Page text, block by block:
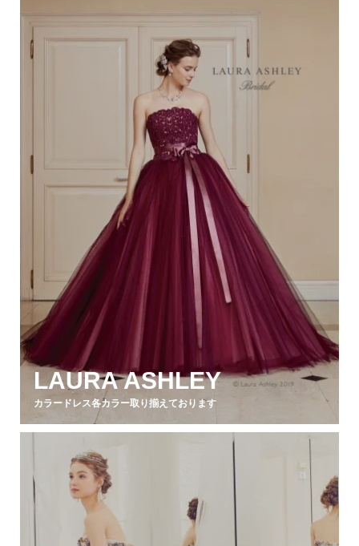
LAURA ASHLEY
カラードレス各カラー取り揃えております